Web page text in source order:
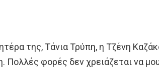
της, Τάνια Τρύπη, η Τζένη
Πολλές φορές δεν χρειάζεται να